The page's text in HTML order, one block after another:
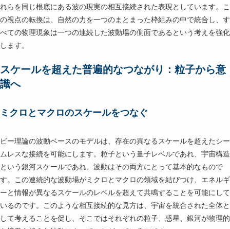
れらを同じ根底にある波の現実の相互接続された表現としています。こ
の視点の転換は、自然の力を一つのまとまった枠組みの中で統合し、す
べての物理現象は一つの連続した波動場の側面であるという考えを強化
します。
スケールを超えた普遍的なつながり：粒子から意
識へ
ミクロとマクロのスケールをつなぐ
ビー理論の波動ベースのモデルは、存在の異なるスケールを超えたシー
ムレスな接続を可能にします。粒子という量子レベルであれ、宇宙構造
という銀河スケールであれ、波動はその両方にとって基本的なもので
す。この連続的な波動場がミクロとマクロの領域を結びつけ、エネルギ
ーと情報が異なるスケールのレベルを超えて共鳴することを可能にして
いるのです。このような相互接続的な見方は、宇宙を統合された全体と
して考えることを促し、そこではそれぞれの粒子、惑星、銀河が物理的